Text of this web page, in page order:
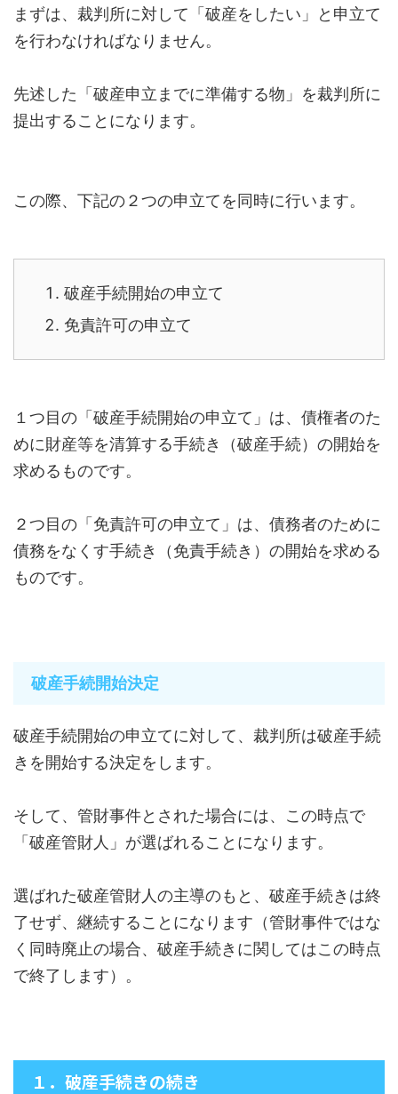
まずは、裁判所に対して「破産をしたい」と申立て
を行わなければなりません。
先述した「破産申立までに準備する物」を裁判所に
提出することになります。
この際、下記の２つの申立てを同時に行います。
破産手続開始の申立て
免責許可の申立て
１つ目の「破産手続開始の申立て」は、債権者のた
めに財産等を清算する手続き（破産手続）の開始を
求めるものです。
２つ目の「免責許可の申立て」は、債務者のために
債務をなくす手続き（免責手続き）の開始を求める
ものです。
破産手続開始決定
破産手続開始の申立てに対して、裁判所は破産手続
きを開始する決定をします。
そして、管財事件とされた場合には、この時点で
「破産管財人」が選ばれることになります。
選ばれた破産管財人の主導のもと、破産手続きは終
了せず、継続することになります（管財事件ではな
く同時廃止の場合、破産手続きに関してはこの時点
で終了します）。
１．破産手続きの続き